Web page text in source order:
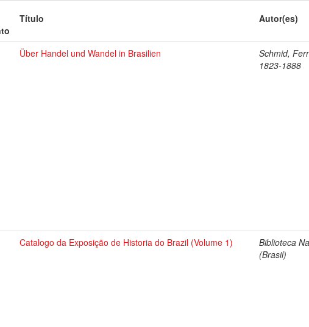
Título Autor(es)
Über Handel und Wandel in Brasilien
Schmid,
1823-1888
Catalogo da Exposição de Historia do Brazil (Volume 1)
Biblioteca
(Brasil)